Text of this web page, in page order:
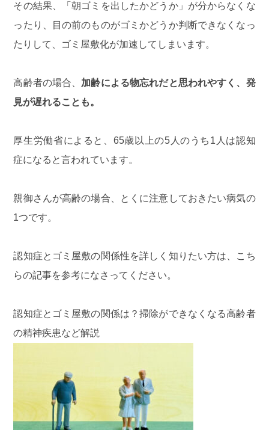
その結果、「朝ゴミを出したかどうか」が分からなくな
ったり、目の前のものがゴミかどうか判断できなくなっ
たりして、ゴミ屋敷化が加速してしまいます。
高齢者の場合、 加齢による物忘れだと思われやすく、発
見が遅れることも。
厚生労働省によると、65歳以上の5人のうち1人は認知
症になると言われています。
親御さんが高齢の場合、とくに注意しておきたい病気の
1つです。
認知症とゴミ屋敷の関係性を詳しく知りたい方は、こち
らの記事を参考になさってください。
認知症とゴミ屋敷の関係は？掃除ができなくなる高齢者
の精神疾患など解説